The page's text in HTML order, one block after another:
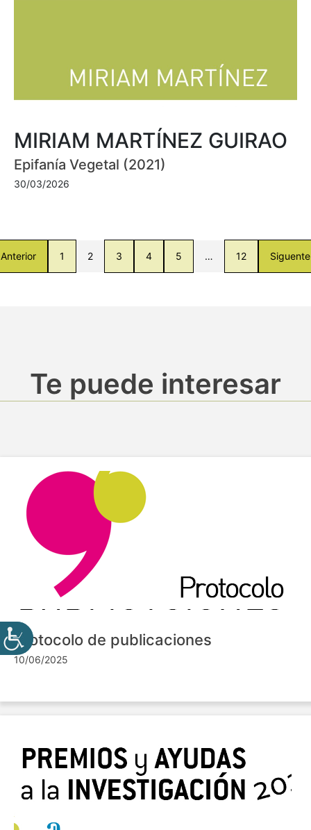
MIRIAM MARTÍNEZ GUIRAO
Epifanía Vegetal (2021)
30/03/2026
Anterior 1 2 3 4 5 … 12 Siguente
Te puede interesar
Protocolo de publicaciones
10/06/2025